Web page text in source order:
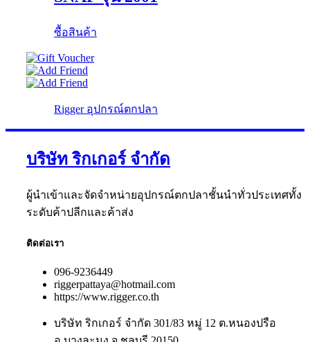
ซื้อสินค้า
Rigger อุปกรณ์ตกปลา
บริษัท ริกเกอร์ จำกัด
ผู้นำเข้าและจัดจำหน่ายอุปกรณ์ตกปลาชั้นนำทั่วประเทศทั้ง
ระดับค้าปลีกและค้าส่ง
ติดต่อเรา
096-9236449
riggerpattaya@hotmail.com
https://www.rigger.co.th
บริษัท ริกเกอร์ จำกัด 301/83 หมู่ 12 ต.หนองปรือ